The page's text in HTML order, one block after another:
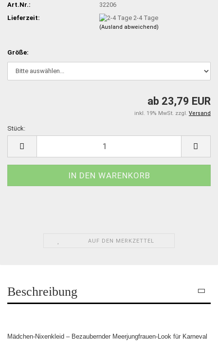
Art.Nr.:
32206
Lieferzeit:
2-4 Tage
(Ausland abweichend)
Größe:
ab 23,79 EUR
inkl. 19% MwSt. zzgl. Versand
Stück:
AUF DEN MERKZETTEL
Beschreibung
Mädchen-Nixenkleid – Bezaubernder Meerjungfrauen-Look für Karneval